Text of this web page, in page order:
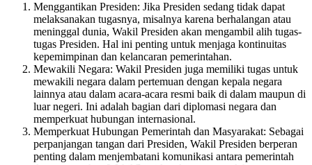
Menggantikan Presiden: Jika Presiden sedang tidak dapat
melaksanakan tugasnya, misalnya karena berhalangan atau
meninggal dunia, Wakil Presiden akan mengambil alih tugas-
tugas Presiden. Hal ini penting untuk menjaga kontinuitas
kepemimpinan dan kelancaran pemerintahan.
Mewakili Negara: Wakil Presiden juga memiliki tugas untuk
mewakili negara dalam pertemuan dengan kepala negara
lainnya atau dalam acara-acara resmi baik di dalam maupun di
luar negeri. Ini adalah bagian dari diplomasi negara dan
memperkuat hubungan internasional.
Memperkuat Hubungan Pemerintah dan Masyarakat: Sebagai
perpanjangan tangan dari Presiden, Wakil Presiden berperan
penting dalam menjembatani komunikasi antara pemerintah